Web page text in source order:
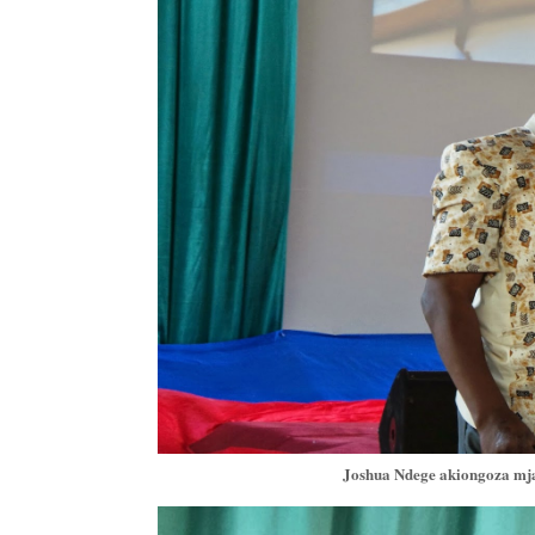
Joshua Ndege akiongoza